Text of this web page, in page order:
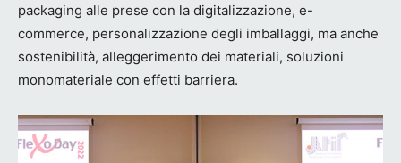
packaging alle prese con la digitalizzazione, e-
commerce, personalizzazione degli imballaggi, ma anche
sostenibilità, alleggerimento dei materiali, soluzioni
monomateriale con effetti barriera.